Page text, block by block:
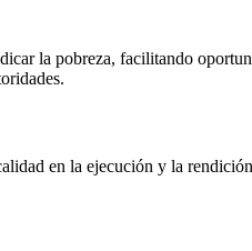
la pobreza, facilitando
en la ejecución y la